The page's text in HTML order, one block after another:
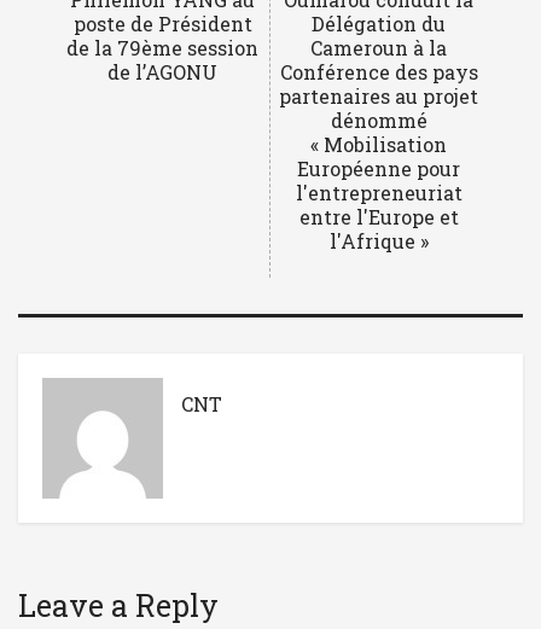
poste de Président
de la 79ème session
de l’AGONU
Délégation du
Cameroun à la
Conférence des pays
partenaires au projet
dénommé
« Mobilisation
Européenne pour
l'entrepreneuriat
entre l'Europe et
l'Afrique »
CNT
Leave a Reply